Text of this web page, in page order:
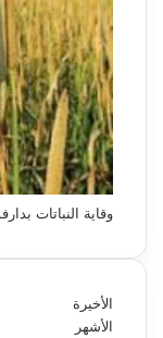
وقاية النباتات
الأخيرة
الأشهر